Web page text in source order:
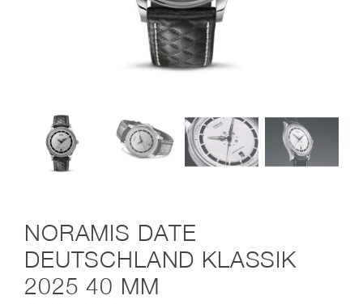
NORAMIS DATE
DEUTSCHLAND KLASSIK
2025 40 MM